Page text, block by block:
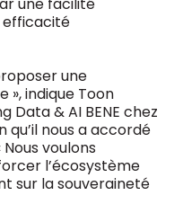
efficacité
une
indique Toon
Data & AI BENE chez
qu’il nous a accordé
voulons
l’écosystème
sur la souveraineté
MM Magazine
(digital)